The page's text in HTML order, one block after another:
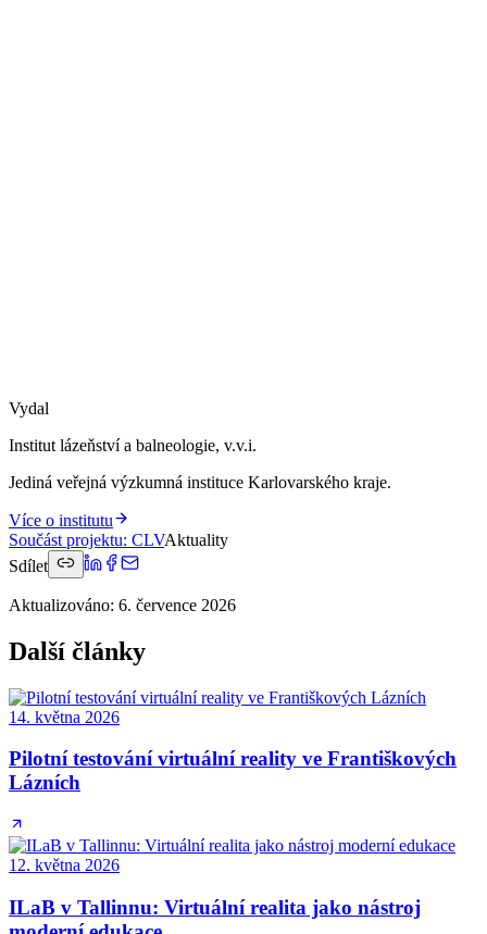
Vydal
Institut lázeňství a balneologie, v.v.i.
Jediná veřejná výzkumná instituce Karlovarského kraje.
Více o institutu
Součást projektu: CLVAktuality
Sdílet
Aktualizováno: 6. července 2026
Další články
14. května 2026
Pilotní testování virtuální reality ve Františkových
Lázních
12. května 2026
ILaB v Tallinnu: Virtuální realita jako nástroj